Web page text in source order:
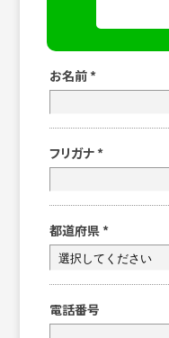
お名前 *
フリガナ *
都道府県 *
電話番号